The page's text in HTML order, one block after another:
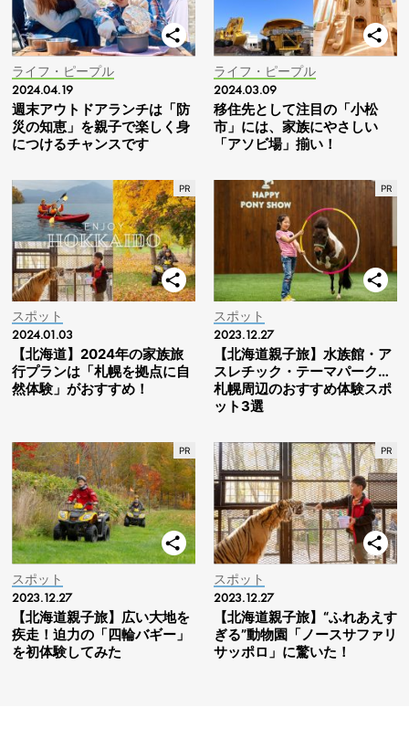
ライフ・ピープル
2024.04.19
週末アウトドアランチは「防
災の知恵」を親子で楽しく身
につけるチャンスです
ライフ・ピープル
2024.03.09
移住先として注目の「小松
市」には、家族にやさしい
「アソビ場」揃い！
スポット
2024.01.03
【北海道】2024年の家族旅
行プランは「札幌を拠点に自
然体験」がおすすめ！
スポット
2023.12.27
【北海道親子旅】水族館・ア
スレチック・テーマパーク…
札幌周辺のおすすめ体験スポ
ット3選
スポット
2023.12.27
【北海道親子旅】広い大地を
疾走！迫力の「四輪バギー」
を初体験してみた
スポット
2023.12.27
【北海道親子旅】“ふれあえす
ぎる”動物園「ノースサファリ
サッポロ」に驚いた！